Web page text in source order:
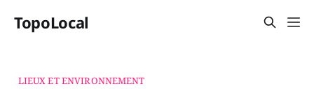
TopoLocal
LIEUX ET ENVIRONNEMENT